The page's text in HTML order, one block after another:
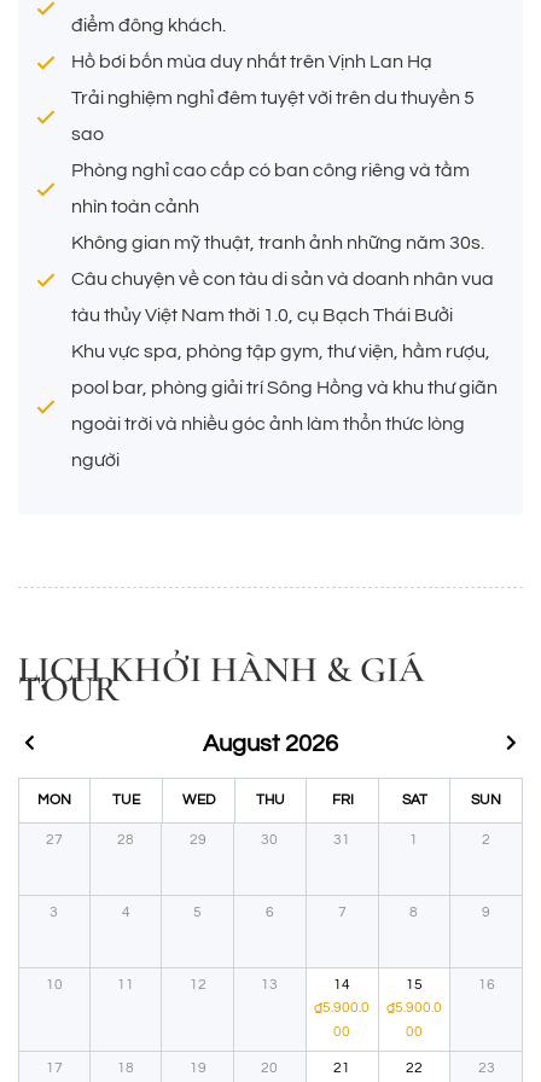
pool bar, phòng giải trí Sông Hồng và khu thư giãn
ngoài trời và nhiều góc ảnh làm thức uống cho lòng
Trải nghiệm nghỉ đêm tuyệt vời trên du thuyền 5 sao
Phòng nghỉ cao cấp có ban công riêng và tầm nhìn
Thời gian nghỉ dưỡng:
2 ngày 1 đêm
Thời gian lưu trú:
Khởi hành từ:
Hạ Long
Áp dụng:Delta SuitesLoại
Tham quan:
điểm đông khách.
Hồ bơi bốn mùa duy nhất trên Vịnh Lan Hạ
Trải nghiệm nghỉ đêm tuyệt vời trên du thuyền 5
sao
Phòng nghỉ cao cấp có ban công riêng và tầm
nhìn toàn cảnh
Không gian mỹ thuật, tranh ảnh những năm 30s.
Câu chuyện về con tàu di sản và doanh nhân vua
tàu thủy Việt Nam thời 1.0, cụ Bạch Thái Bưởi
Khu vực spa, phòng tập gym, thư viện, hầm rượu,
pool bar, phòng giải trí Sông Hồng và khu thư giãn
ngoài trời và nhiều góc ảnh làm thổn thức lòng
người
LỊCH KHỞI HÀNH & GIÁ
TOUR
MON TUE WED THU FRI SAT SUN
August 2026
27 28 29 30 31 1 2
3 4 5 6 7 8 9
10 11 12 13
14
₫5.900.0
00
15
₫5.900.0
00
16
17 18 19 20 21 22 23